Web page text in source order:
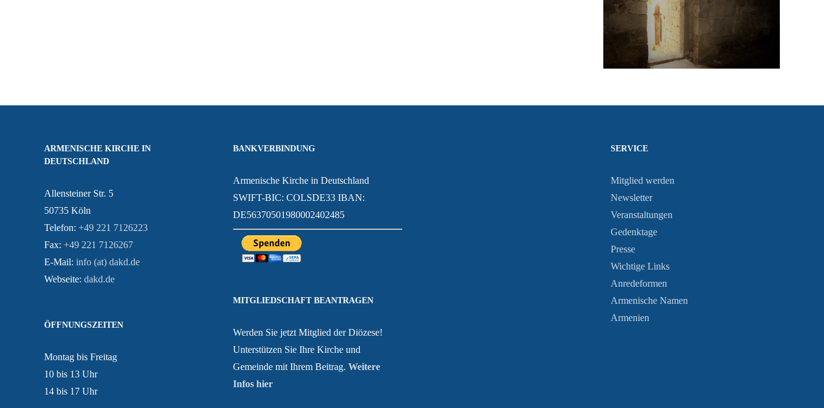
ARMENISCHE KIRCHE IN
DEUTSCHLAND
Allensteiner Str. 5
50735 Köln
Telefon: +49 221 7126223
Fax: +49 221 7126267
E-Mail: info (at) dakd.de
Webseite: dakd.de
ÖFFNUNGSZEITEN
Montag bis Freitag
10 bis 13 Uhr
14 bis 17 Uhr
BANKVERBINDUNG
Armenische Kirche in Deutschland
SWIFT-BIC: COLSDE33 IBAN:
DE56370501980002402485
MITGLIEDSCHAFT BEANTRAGEN
Werden Sie jetzt Mitglied der Diözese!
Unterstützen Sie Ihre Kirche und
Gemeinde mit Ihrem Beitrag. Weitere
Infos hier
SERVICE
Mitglied werden
Newsletter
Veranstaltungen
Gedenktage
Presse
Wichtige Links
Anredeformen
Armenische Namen
Armenien